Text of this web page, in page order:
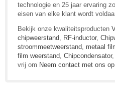
technologie en 25 jaar ervaring
eisen van elke klant wordt
Bekijk onze kwaliteitsproducten
chipweerstand
RF-inductor,
stroommeetweerstand
metaal
film weerstand Chipcondensator,
vrij om Neem contact met ons op